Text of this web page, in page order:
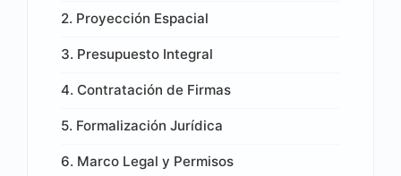
2. Proyección Espacial
3. Presupuesto Integral
4. Contratación de Firmas
5. Formalización Jurídica
6. Marco Legal y Permisos